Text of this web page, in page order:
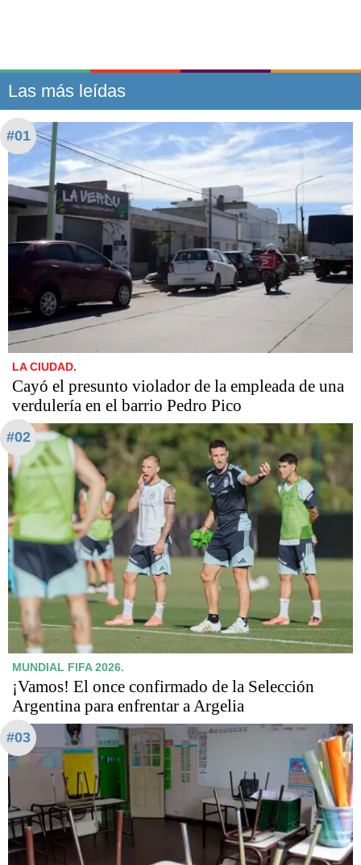
Las más leídas
#01
LA CIUDAD.
Cayó el presunto violador de la empleada de una
verdulería en el barrio Pedro Pico
#02
MUNDIAL FIFA 2026.
¡Vamos! El once confirmado de la Selección
Argentina para enfrentar a Argelia
#03